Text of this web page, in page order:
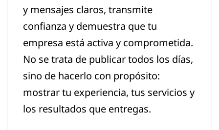
y mensajes claros, transmite
confianza y demuestra que tu
empresa está activa y comprometida.
No se trata de publicar todos los días,
sino de hacerlo con propósito:
mostrar tu experiencia, tus servicios y
los resultados que entregas.